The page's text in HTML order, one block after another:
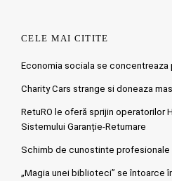
CELE MAI CITITE
Economia sociala se concentreaza
Charity Cars strange si doneaza
RetuRO le oferă sprijin operatorilor
Sistemului Garanție-Returnare
Schimb de cunostinte profesionale
„Magia unei biblioteci” se întoarce